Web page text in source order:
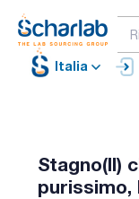
Italia
Stagno(II)
purissimo,